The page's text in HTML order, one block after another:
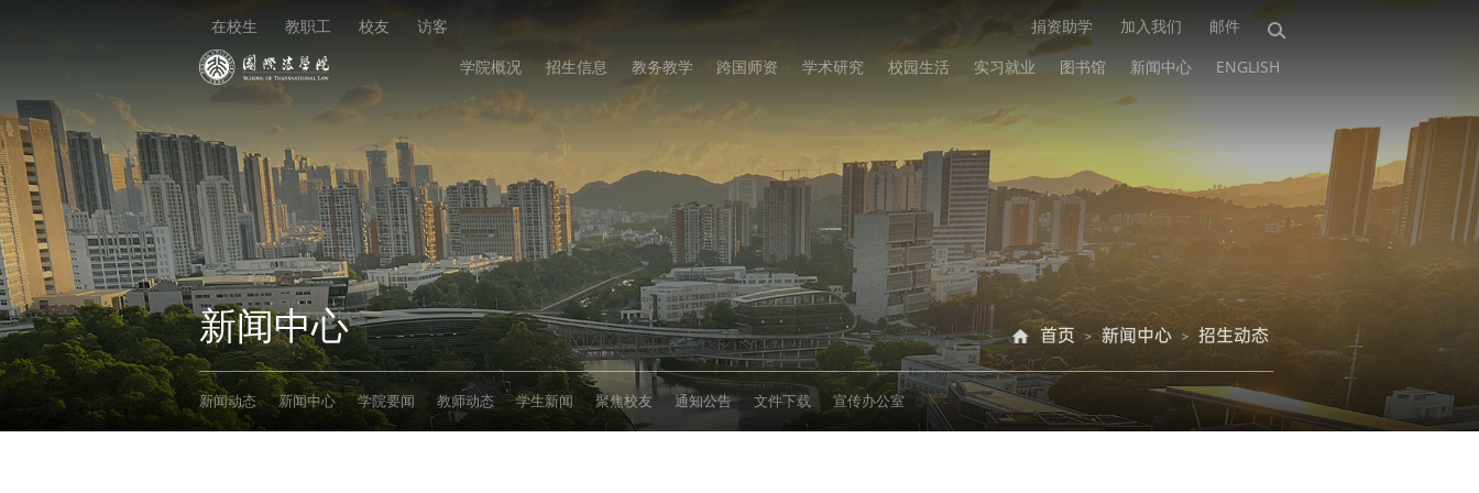
在校生 教职工 校友 访客 捐资助学 加入我们
邮件
学院概况
招生信息 教务教学 跨国师资 学术研究 校园生活 实习就业 图书馆 新闻中心 ENGLISH
新闻中心 首页 > 新闻中心 > 招生动态
新闻动态 新闻中心 学院要闻 教师动态 学生新闻 聚焦校友 通知公告 文件下载 宣传办公室